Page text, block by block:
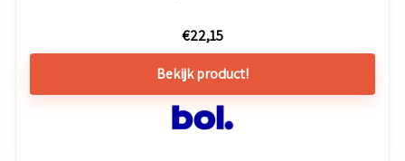
€22,15
Bekijk product!